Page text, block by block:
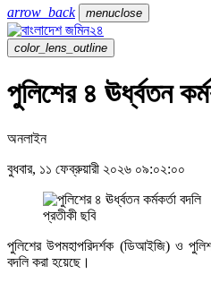
arrow_back menuclose
color_lens_outline
পুলিশের ৪ ঊর্ধ্বতন
অনলাইন
বুধবার, ১১ ফেব্রুয়ারী ২০২৬ ০৯:০২:০০
প্রতীকী ছবি
পুলিশের উপমহাপরিদর্শক (ডিআইজি) ও
বদলি করা হয়েছে।